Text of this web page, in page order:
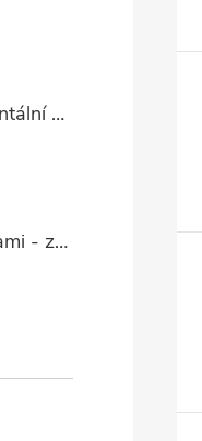
Moderní koberec Dubai - orientální 6 - červený
Krásný koberec Alfa s květinami - zelený